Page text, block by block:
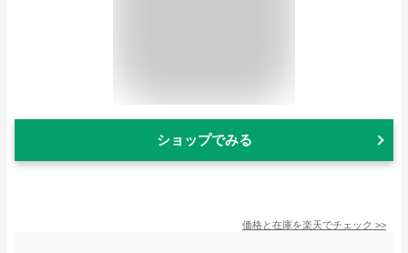
ショップでみる
価格と在庫を楽天でチェック >>